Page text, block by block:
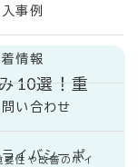
事例
情報
い合わせ
イバシーポ
10選！重
性や改善のポイ